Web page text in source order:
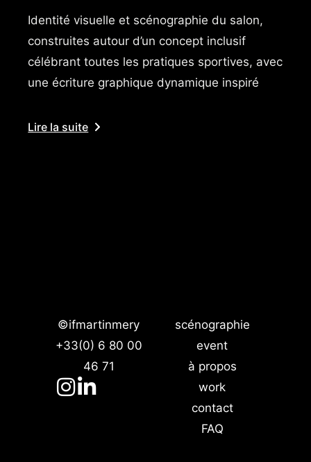
Identité visuelle et scénographie du salon,
construites autour d’un concept inclusif
célébrant toutes les pratiques sportives, avec
une écriture graphique dynamique inspiré
Lire la suite
©ifmartinmery
+33(0) 6 80 00
46 71
scénographie
event
à propos
work
contact
FAQ